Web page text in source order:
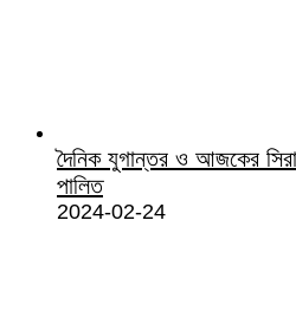
দৈনিক যুগান্তর ও আজকের
পালিত
2024-02-24